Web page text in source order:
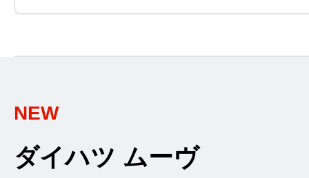
NEW
ダイハツ ムーヴ